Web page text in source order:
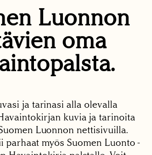
Luonnon
oma
ja tarinasi alla olevalla
kuvia ja tarinoita
Luonnon nettisivuilla.
parhaat myös Suomen Luonto -